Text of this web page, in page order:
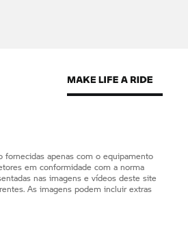
fornecidas apenas com o equipamento
em conformidade com a norma
nas imagens e vídeos deste site
As imagens podem incluir extras